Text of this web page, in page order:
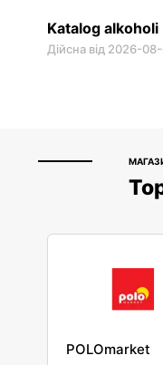
Katalog alkoholi
Дійсна від 2026-
POLOmarket